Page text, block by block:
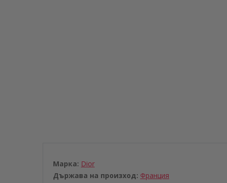
Марка: Dior
Държава на произход: Франция